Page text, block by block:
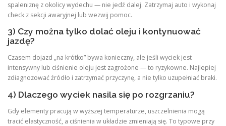
spaleniznę z okolicy wydechu — nie jedź dalej. Zatrzymaj auto i wykonaj
check z sekcji awaryjnej lub wezwij pomoc.
3) Czy można tylko dolać oleju i kontynuować
jazdę?
Czasem dojazd „na krótko” bywa konieczny, ale jeśli wyciek jest
intensywny lub ciśnienie oleju jest zagrożone — to ryzykowne. Najlepiej
zdiagnozować źródło i zatrzymać przyczynę, a nie tylko uzupełniać braki.
4) Dlaczego wyciek nasila się po rozgrzaniu?
Gdy elementy pracują w wyższej temperaturze, uszczelnienia mogą
tracić elastyczność, a ciśnienia w układzie zmieniają się. To typowe przy